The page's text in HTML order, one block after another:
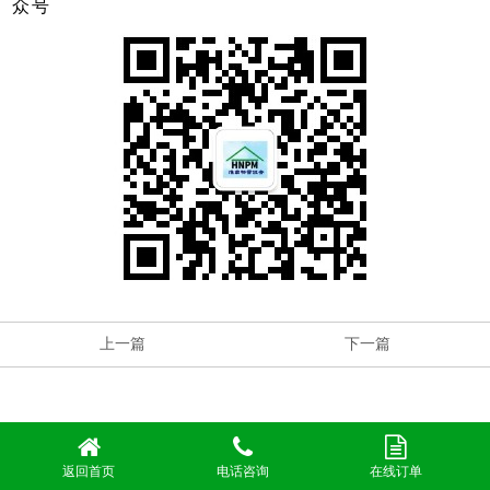
众号
上一篇 下一篇
返回首页 电话咨询 在线订单